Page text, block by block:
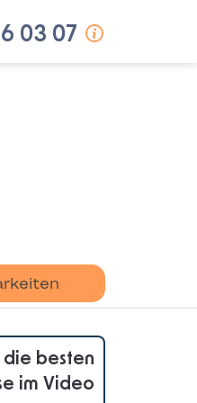
03 07
die besten
im Video